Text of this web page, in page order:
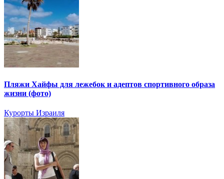
Пляжи Хайфы для лежебок и адептов спортивного образа
жизни (фото)
Курорты Израиля